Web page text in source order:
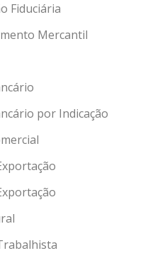
Fiduciária
Mercantil
por Indicação